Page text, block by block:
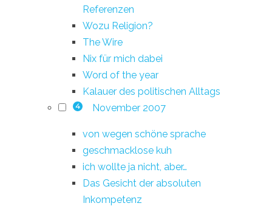
Referenzen
Wozu Religion?
The Wire
Nix für mich dabei
Word of the year
Kalauer des politischen Alltags
4 November 2007
von wegen schöne sprache
geschmacklose kuh
ich wollte ja nicht, aber…
Das Gesicht der absoluten
Inkompetenz